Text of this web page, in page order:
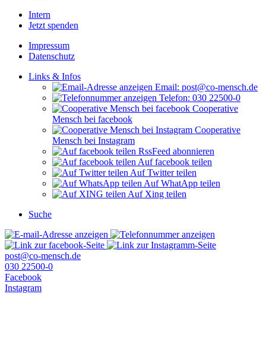
Intern
Jetzt spenden
Impressum
Datenschutz
Links & Infos
Email: post@co-mensch.de
Telefon: 030 22500-0
Cooperative
Mensch bei facebook
Cooperative
Mensch bei Instagram
RssFeed abonnieren
Auf facebook teilen
Auf Twitter teilen
Auf WhatApp teilen
Auf Xing teilen
Suche
post@co-mensch.de
030 22500-0
Facebook
Instagram